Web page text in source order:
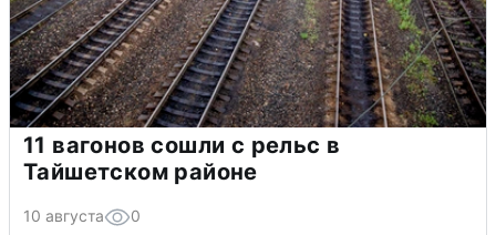
11 вагонов сошли с рельс в
Тайшетском районе
10 августа 0